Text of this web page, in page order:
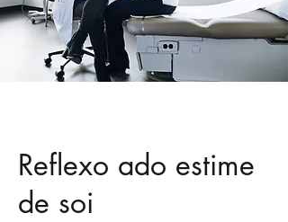
Reflexo ado estime
de soi